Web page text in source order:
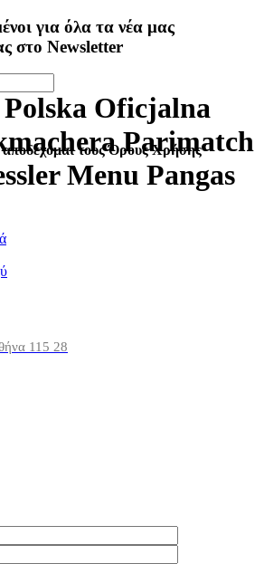
Oficjalna
Parimatch
Menu Pangas
για όλα τα νέα μας
στο Newsletter
τους Όρους Χρήσης
115 28